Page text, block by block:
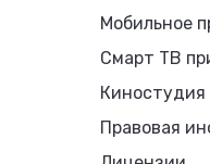
Мобильное
Смарт ТВ
Киностудия
Правовая